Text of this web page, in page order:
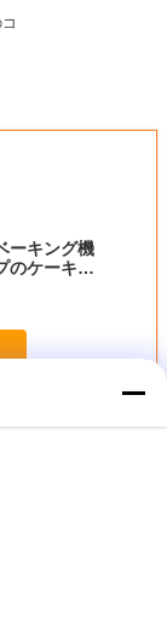
ーキング機
のケーキの